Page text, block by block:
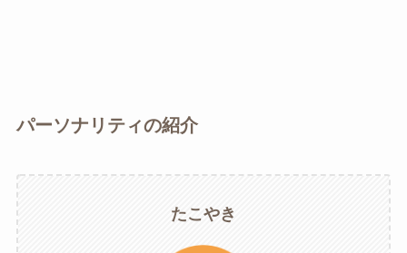
パーソナリティの紹介
たこやき